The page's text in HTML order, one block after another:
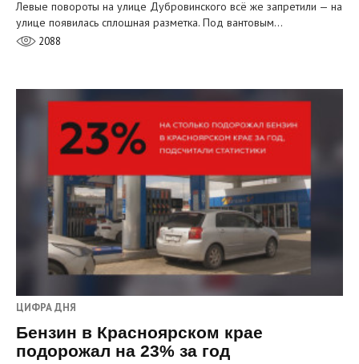
Левые повороты на улице Дубровинского всё же запретили — на
улице появилась сплошная разметка. Под вантовым…
2088
ЦИФРА ДНЯ
Бензин в Красноярском крае
подорожал на 23% за год